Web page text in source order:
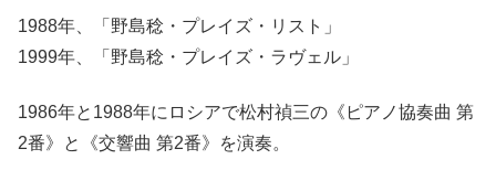
1988年、「野島稔・プレイズ・リスト」
1999年、「野島稔・プレイズ・ラヴェル」
1986年と1988年にロシアで松村禎三の《ピアノ協奏曲 第
2番》と《交響曲 第2番》を演奏。